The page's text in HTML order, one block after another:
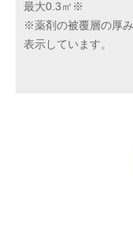
最大0.3㎡※
※薬剤の被覆層の厚
表示しています。